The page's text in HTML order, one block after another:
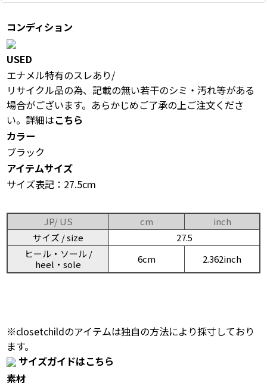
コンディション
USED
エナメル特有のスレあり/
リサイクル品の為、記載の無い若干のシミ・汚れ等がある
場合がございます。あらかじめご了承の上ご注文くださ
い。詳細はこちら
カラー
ブラック
アイテムサイズ
サイズ表記：27.5cm
JP/ US cm
inch
サイズ / size
27.5
ヒール・ソール /
heel・sole
6cm 2.362inch
※closetchildのアイテムは独自の方法により採寸しており
ます。
サイズガイドはこちら
素材